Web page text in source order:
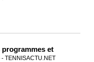
programmes et
- TENNISACTU.NET